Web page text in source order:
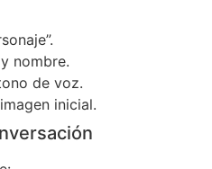
nombre.
de voz.
inicial.